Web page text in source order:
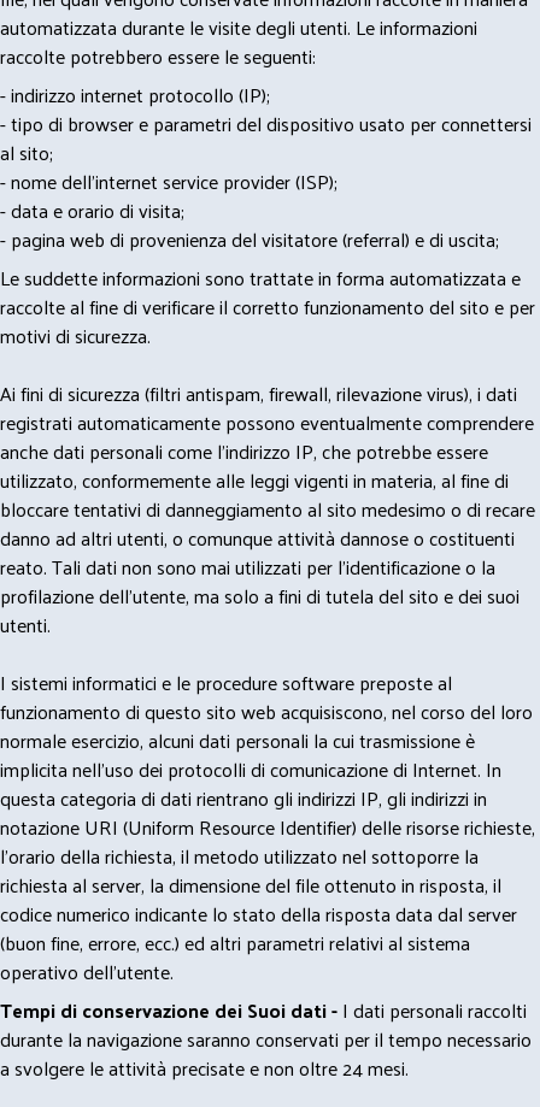
automatizzata durante le visite degli utenti. Le informazioni
raccolte potrebbero essere le seguenti:
- indirizzo internet protocollo (IP);
- tipo di browser e parametri del dispositivo usato per connettersi
al sito;
- nome dell'internet service provider (ISP);
- data e orario di visita;
- pagina web di provenienza del visitatore (referral) e di uscita;
Le suddette informazioni sono trattate in forma automatizzata e
raccolte al fine di verificare il corretto funzionamento del sito e per
motivi di sicurezza.
Ai fini di sicurezza (filtri antispam, firewall, rilevazione virus), i dati
registrati automaticamente possono eventualmente comprendere
anche dati personali come l'indirizzo IP, che potrebbe essere
utilizzato, conformemente alle leggi vigenti in materia, al fine di
bloccare tentativi di danneggiamento al sito medesimo o di recare
danno ad altri utenti, o comunque attività dannose o costituenti
reato. Tali dati non sono mai utilizzati per l'identificazione o la
profilazione dell'utente, ma solo a fini di tutela del sito e dei suoi
utenti.
I sistemi informatici e le procedure software preposte al
funzionamento di questo sito web acquisiscono, nel corso del loro
normale esercizio, alcuni dati personali la cui trasmissione è
implicita nell'uso dei protocolli di comunicazione di Internet. In
questa categoria di dati rientrano gli indirizzi IP, gli indirizzi in
notazione URI (Uniform Resource Identifier) delle risorse richieste,
l'orario della richiesta, il metodo utilizzato nel sottoporre la
richiesta al server, la dimensione del file ottenuto in risposta, il
codice numerico indicante lo stato della risposta data dal server
(buon fine, errore, ecc.) ed altri parametri relativi al sistema
operativo dell'utente.
Tempi di conservazione dei Suoi dati -I dati personali raccolti
durante la navigazione saranno conservati per il tempo necessario
a svolgere le attività precisate e non oltre 24 mesi.